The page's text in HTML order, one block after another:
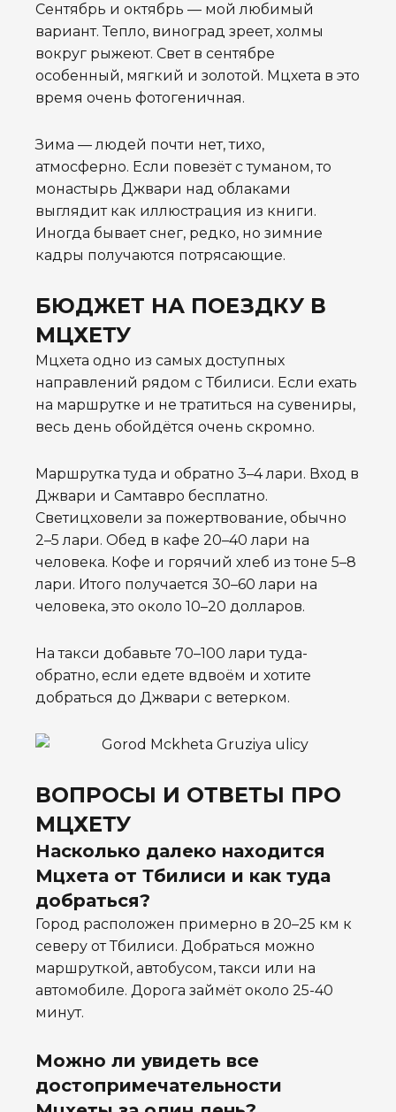
Сентябрь и октябрь — мой любимый
вариант. Тепло, виноград зреет, холмы
вокруг рыжеют. Свет в сентябре
особенный, мягкий и золотой. Мцхета в это
время очень фотогеничная.
Зима — людей почти нет, тихо,
атмосферно. Если повезёт с туманом, то
монастырь Джвари над облаками
выглядит как иллюстрация из книги.
Иногда бывает снег, редко, но зимние
кадры получаются потрясающие.
БЮДЖЕТ НА ПОЕЗДКУ В
МЦХЕТУ
Мцхета одно из самых доступных
направлений рядом с Тбилиси. Если ехать
на маршрутке и не тратиться на сувениры,
весь день обойдётся очень скромно.
Маршрутка туда и обратно 3–4 лари. Вход в
Джвари и Самтавро бесплатно.
Светицховели за пожертвование, обычно
2–5 лари. Обед в кафе 20–40 лари на
человека. Кофе и горячий хлеб из тоне 5–8
лари. Итого получается 30–60 лари на
человека, это около 10–20 долларов.
На такси добавьте 70–100 лари туда-
обратно, если едете вдвоём и хотите
добраться до Джвари с ветерком.
ВОПРОСЫ И ОТВЕТЫ ПРО
МЦХЕТУ
Насколько далеко находится
Мцхета от Тбилиси и как туда
добраться?
Город расположен примерно в 20–25 км к
северу от Тбилиси. Добраться можно
маршруткой, автобусом, такси или на
автомобиле. Дорога займёт около 25-40
минут.
Можно ли увидеть все
достопримечательности